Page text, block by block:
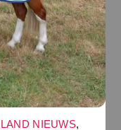
NIEUWS,